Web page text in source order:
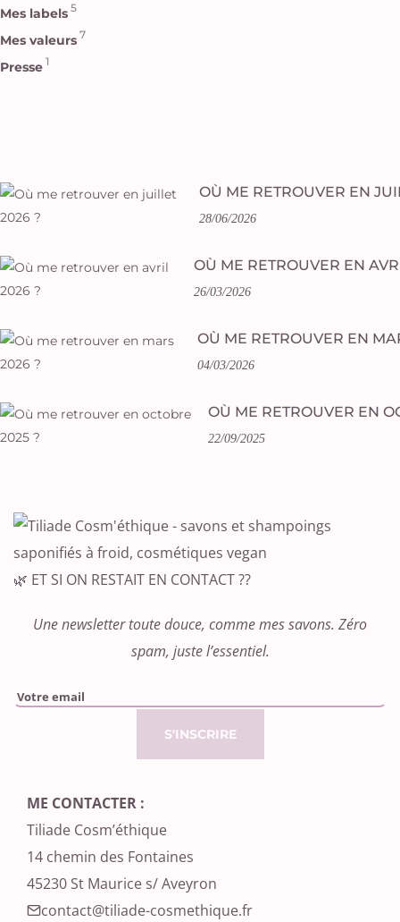
Mes labels 5
Mes valeurs 7
Presse 1
OÙ ME RETROUVER EN
28/06/2026
OÙ ME RETROUVER EN
26/03/2026
OÙ ME RETROUVER EN
04/03/2026
OÙ ME RETROUVER EN
22/09/2025
🌿 ET SI ON RESTAIT EN CONTACT ??
Une newsletter toute douce, comme mes savons. Zéro
spam, juste l’essentiel.
ME CONTACTER :
Tiliade Cosm’éthique
14 chemin des Fontaines
45230 St Maurice s/ Aveyron
contact@tiliade-cosmethique.fr‬